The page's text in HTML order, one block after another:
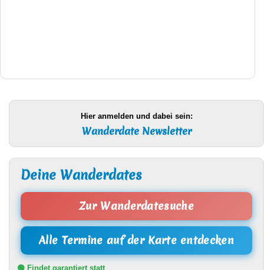
Hier anmelden und dabei sein:
Wanderdate Newsletter
Deine Wanderdates
Zur Wanderdatesuche
Alle Termine auf der Karte entdecken
🟢 Findet garantiert statt